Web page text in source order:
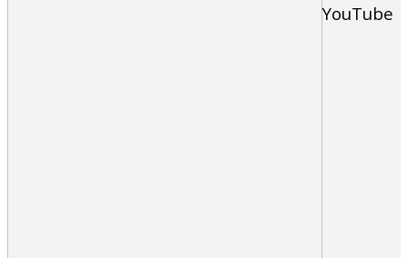
YouTube